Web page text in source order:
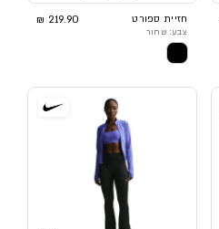
חזיית ספורט 219.90 ₪
צבע: שחור